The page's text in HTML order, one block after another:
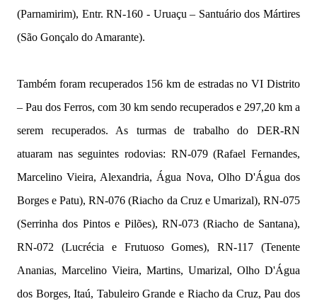
(Parnamirim), Entr. RN-160 - Uruaçu – Santuário dos Mártires
(São Gonçalo do Amarante).
Também foram recuperados 156 km de estradas no VI Distrito
– Pau dos Ferros, com 30 km sendo recuperados e 297,20 km a
serem recuperados. As turmas de trabalho do DER-RN
atuaram nas seguintes rodovias: RN-079 (Rafael Fernandes,
Marcelino Vieira, Alexandria, Água Nova, Olho D'Água dos
Borges e Patu), RN-076 (Riacho da Cruz e Umarizal), RN-075
(Serrinha dos Pintos e Pilões), RN-073 (Riacho de Santana),
RN-072 (Lucrécia e Frutuoso Gomes), RN-117 (Tenente
Ananias, Marcelino Vieira, Martins, Umarizal, Olho D'Água
dos Borges, Itaú, Tabuleiro Grande e Riacho da Cruz, Pau dos